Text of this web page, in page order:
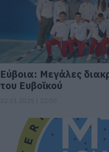
Εύβοια: Μεγάλες
του Ευβοϊκού